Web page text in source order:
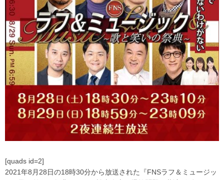
[quads id=2]
2021年8月28日の18時30分から放送された『FNSラフ＆ミュージッ